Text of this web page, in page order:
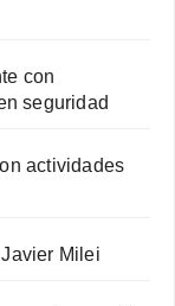
con
seguridad
actividades
Milei